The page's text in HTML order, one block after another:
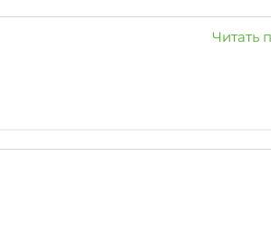
для рыбалки с беседками.
Читать